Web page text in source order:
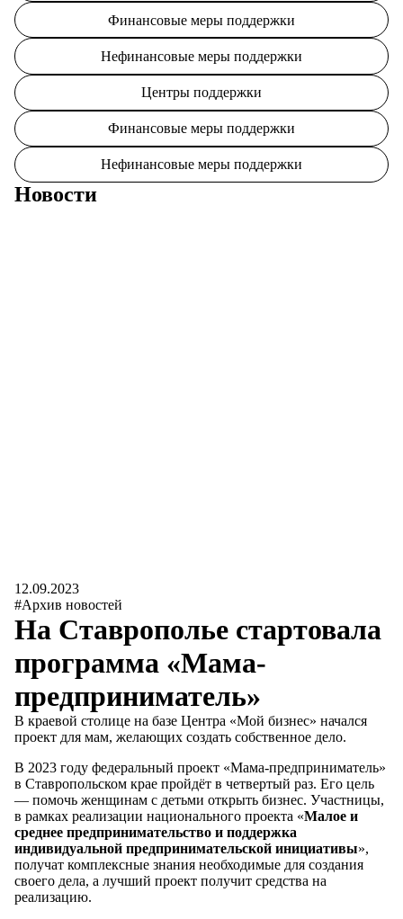
Финансовые меры поддержки
Нефинансовые меры поддержки
Центры поддержки
Финансовые меры поддержки
Нефинансовые меры поддержки
Новости
12.09.2023
#Архив новостей
На Ставрополье стартовала
программа «Мама-
предприниматель»
В краевой столице на базе Центра «Мой бизнес» начался
проект для мам, желающих создать собственное дело.
В 2023 году федеральный проект «Мама-предприниматель»
в Ставропольском крае пройдёт в четвертый раз. Его цель
— помочь женщинам с детьми открыть бизнес. Участницы,
в рамках реализации национального проекта «Малое и
среднее предпринимательство и поддержка
индивидуальной предпринимательской инициативы»,
получат комплексные знания необходимые для создания
своего дела, а лучший проект получит средства на
реализацию.